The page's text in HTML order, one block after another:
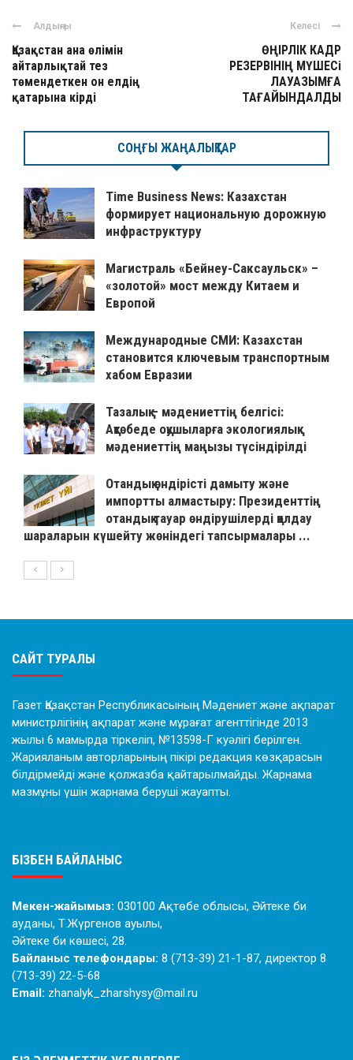
Алдыңғы
Қазақстан ана өлімін
айтарлықтай тез
төмендеткен он елдің
қатарына кірді
Келесі
ӨҢІРЛІК КАДР
РЕЗЕРВІНІҢ МҮШЕСі
ЛАУАЗЫМҒА
ТАҒАЙЫНДАЛДЫ
СОҢҒЫ ЖАҢАЛЫҚТАР
Time Business News: Казахстан
формирует национальную дорожную
инфраструктуру
Магистраль «Бейнеу-Саксаульск» –
«золотой» мост между Китаем и
Европой
Международные СМИ: Казахстан
становится ключевым транспортным
хабом Евразии
Тазалық – мәдениеттің белгісі:
Ақтөбеде оқушыларға экологиялық
мәдениеттің маңызы түсіндірілді
Отандық өндірісті дамыту және
импортты алмастыру: Президенттің
отандық тауар өндірушілерді қолдау
шараларын күшейту жөніндегі тапсырмалары ...
САЙТ ТУРАЛЫ
Газет Қазақстан Республикасының Мәдениет және ақпарат
министрлігінің ақпарат және мұрағат агенттігінде 2013
жылы 6 мамырда тіркеліп, №13598-Г куәлігі берілген.
Жарияланым авторларының пікірі редакция көзқарасын
білдірмейді және қолжазба қайтарылмайды. Жарнама
мазмұны үшін жарнама беруші жауапты.
БІЗБЕН БАЙЛАНЫС
Мекен-жайымыз: 030100 Ақтөбе облысы, Әйтеке би
ауданы, Т.Жүргенов ауылы,
Әйтеке би көшесі, 28.
Байланыс телефондары: 8 (713-39) 21-1-87, директор 8
(713-39) 22-5-68
Email: zhanalyk_zharshysy@mail.ru